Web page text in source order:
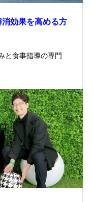
効果を高める方
と食事指導の専門